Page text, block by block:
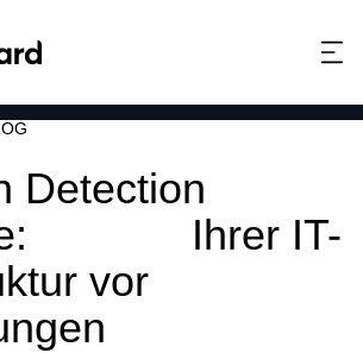
Detection
Ihrer IT-
vor